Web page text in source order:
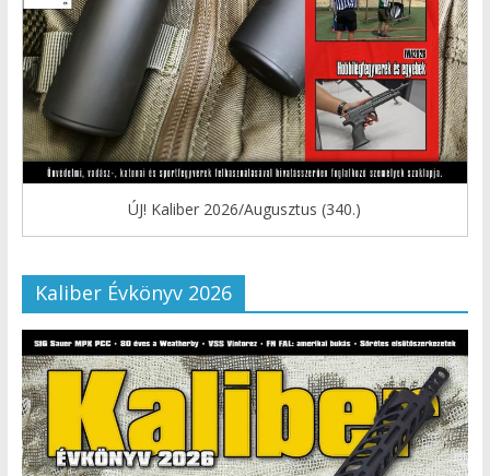
ÚJ! Kaliber 2026/Augusztus (340.)
Kaliber Évkönyv 2026